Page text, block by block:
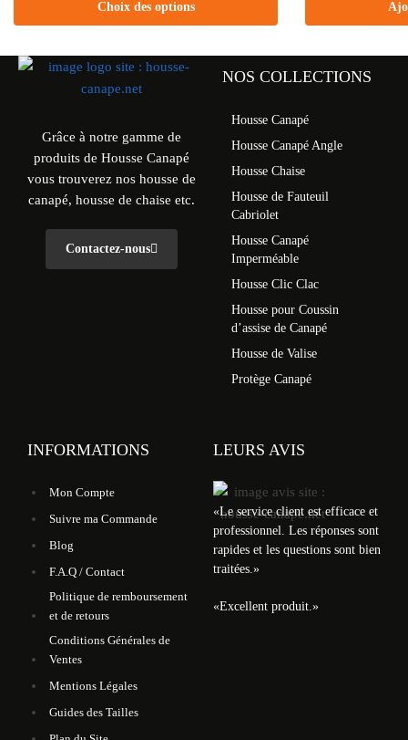
Choix des options
Grâce à notre gamme de
produits de Housse Canapé
vous trouverez nos housse de
canapé, housse de chaise etc.
Contactez-nous
NOS COLLECTIONS
Housse Canapé
Housse Canapé Angle
Housse Chaise
Housse de Fauteuil
Cabriolet
Housse Canapé
Imperméable
Housse Clic Clac
Housse pour Coussin
d’assise de Canapé
Housse de Valise
Protège Canapé
INFORMATIONS
Mon Compte
Suivre ma Commande
Blog
F.A.Q / Contact
Politique de remboursement
et de retours
Conditions Générales de
Ventes
Mentions Légales
Guides des Tailles
LEURS AVIS
«Le service client est efficace et
professionnel. Les réponses sont
rapides et les questions sont bien
traitées.»
«Excellent produit. »